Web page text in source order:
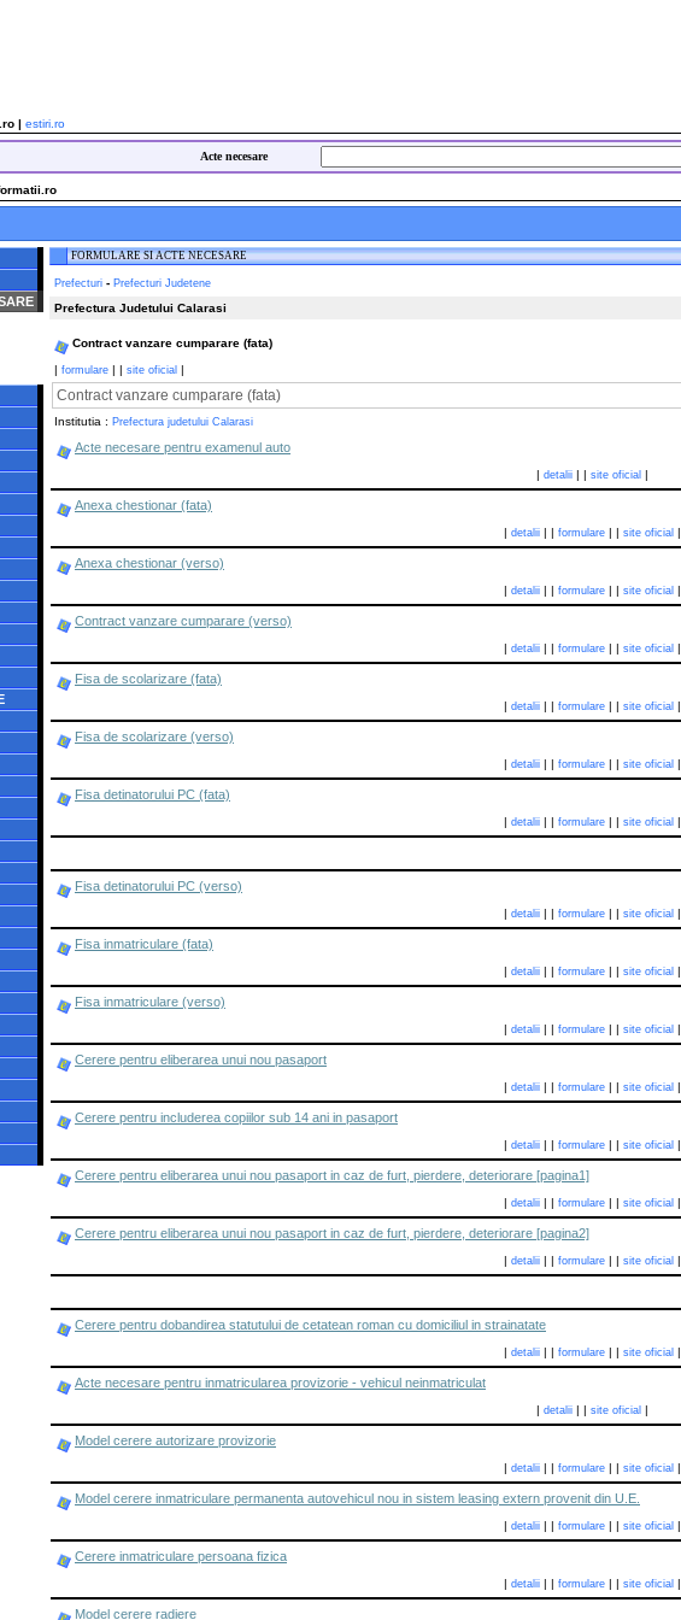
| estiri.ro
Acte necesare
navigare/stanga.php
FORMULARE SI ACTE NECESARE
Prefecturi - Prefecturi Judetene
Prefectura Judetului Calarasi
Contract vanzare cumparare (fata)
| formulare | | site oficial |
Contract vanzare cumparare (fata)
Institutia : Prefectura judetului Calarasi
Acte necesare pentru examenul auto
| detalii| | site oficial|
Anexa chestionar (fata)
| detalii| | formulare| | site oficial|
Anexa chestionar (verso)
| detalii| | formulare| | site oficial|
Contract vanzare cumparare (verso)
| detalii| | formulare| | site oficial|
Fisa de scolarizare (fata)
| detalii| | formulare| | site oficial|
Fisa de scolarizare (verso)
| detalii| | formulare| | site oficial|
Fisa detinatorului PC (fata)
| detalii| | formulare| | site oficial|
Fisa detinatorului PC (verso)
| detalii| | formulare| | site oficial|
Fisa inmatriculare (fata)
| detalii| | formulare| | site oficial|
Fisa inmatriculare (verso)
| detalii| | formulare| | site oficial|
Cerere pentru eliberarea unui nou pasaport
| detalii| | formulare| | site oficial|
Cerere pentru includerea copiilor sub 14 ani in pasaport
| detalii| | formulare| | site oficial|
Cerere pentru eliberarea unui nou pasaport in caz de furt, pierdere, deteriorare [pagina1]
| detalii| | formulare| | site oficial|
Cerere pentru eliberarea unui nou pasaport in caz de furt, pierdere, deteriorare [pagina2]
| detalii| | formulare| | site oficial|
Cerere pentru dobandirea statutului de cetatean roman cu domiciliul in strainatate
| detalii| | formulare| | site oficial|
Acte necesare pentru inmatricularea provizorie - vehicul neinmatriculat
| detalii| | site oficial|
Model cerere autorizare provizorie
| detalii| | formulare| | site oficial|
Model cerere inmatriculare permanenta autovehicul nou in sistem leasing extern provenit din U.E.
| detalii| | formulare| | site oficial|
Cerere inmatriculare persoana fizica
| detalii| | formulare| | site oficial|
Model cerere radiere